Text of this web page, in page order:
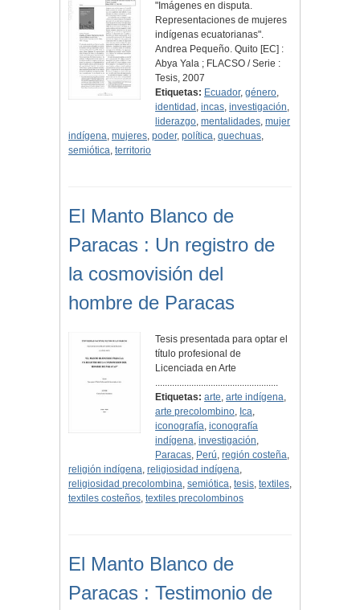
"Imágenes en disputa.
Representaciones de mujeres
indígenas ecuatorianas".
Andrea Pequeño. Quito [EC] :
Abya Yala ; FLACSO / Serie :
Tesis, 2007
Etiquetas: Ecuador,género,
identidad ,incas,investigación,
liderazgo,mentalidades,mujer
indígena, mujeres, poder, política, quechuas,
semiótica, territorio
El Manto Blanco de
Paracas : Un registro de
la cosmovisión del
hombre de Paracas
Tesis presentada para optar el
título profesional de
Licenciada en Arte
...................................................
Etiquetas: arte,arte indígena,
arte precolombino, Ica,
iconografía,iconografía
indígena,investigación,
Paracas, Perú,región costeña,
religión indígena, religiosidad indígena,
religiosidad precolombina, semiótica, tesis, textiles,
textiles costeños, textiles precolombinos
El Manto Blanco de
Paracas : Testimonio de